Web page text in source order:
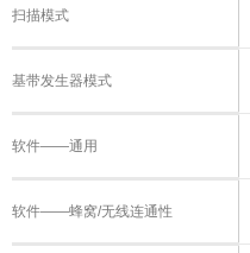
扫描模式
基带发生器模式
软件——通用
软件——蜂窝/无线连通性